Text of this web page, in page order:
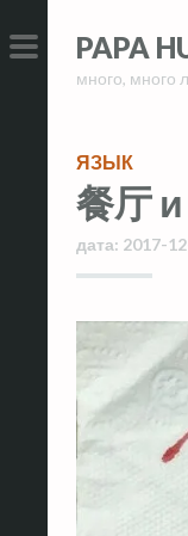
to
PRIMARY
to
PAPA
много, много
ЯЗЫК
餐厅
дата: 2017-